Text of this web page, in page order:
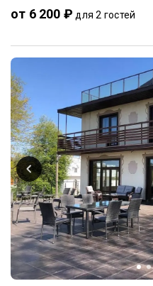
от 6 200 ₽ для 2 гостей